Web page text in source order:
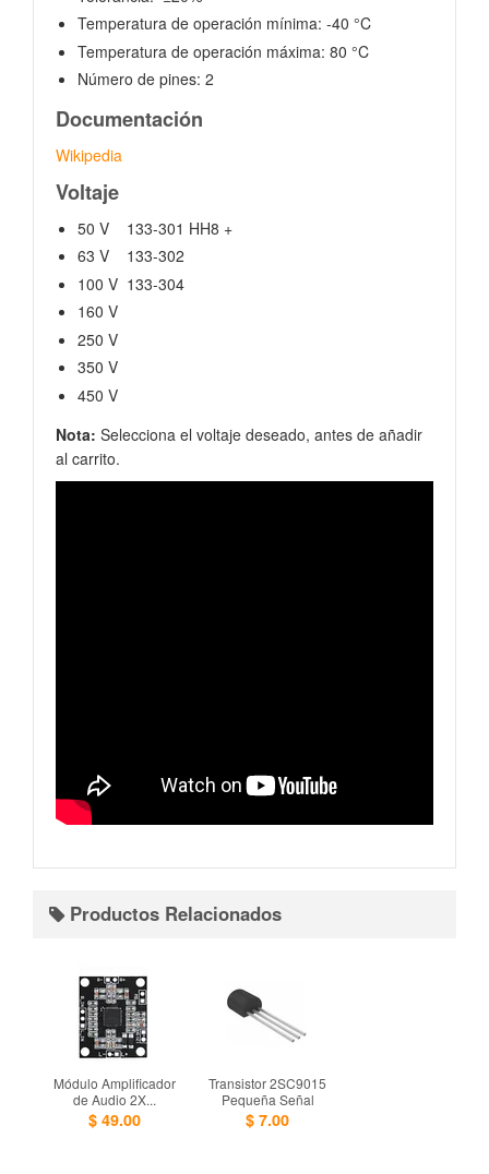
Temperatura de operación mínima: -40 °C
Temperatura de operación máxima: 80 °C
Número de pines: 2
Documentación
Wikipedia
Voltaje
50 V 133-301 HH8 +
63 V 133-302
100 V 133-304
160 V
250 V
350 V
450 V
Nota: Selecciona el voltaje deseado, antes de añadir
al carrito.
Productos Relacionados
Módulo Amplificador
de Audio 2X...
$ 49.00
Transistor 2SC9015
Pequeña Señal
$ 7.00